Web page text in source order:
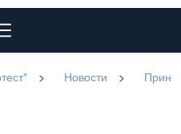
> Новости >